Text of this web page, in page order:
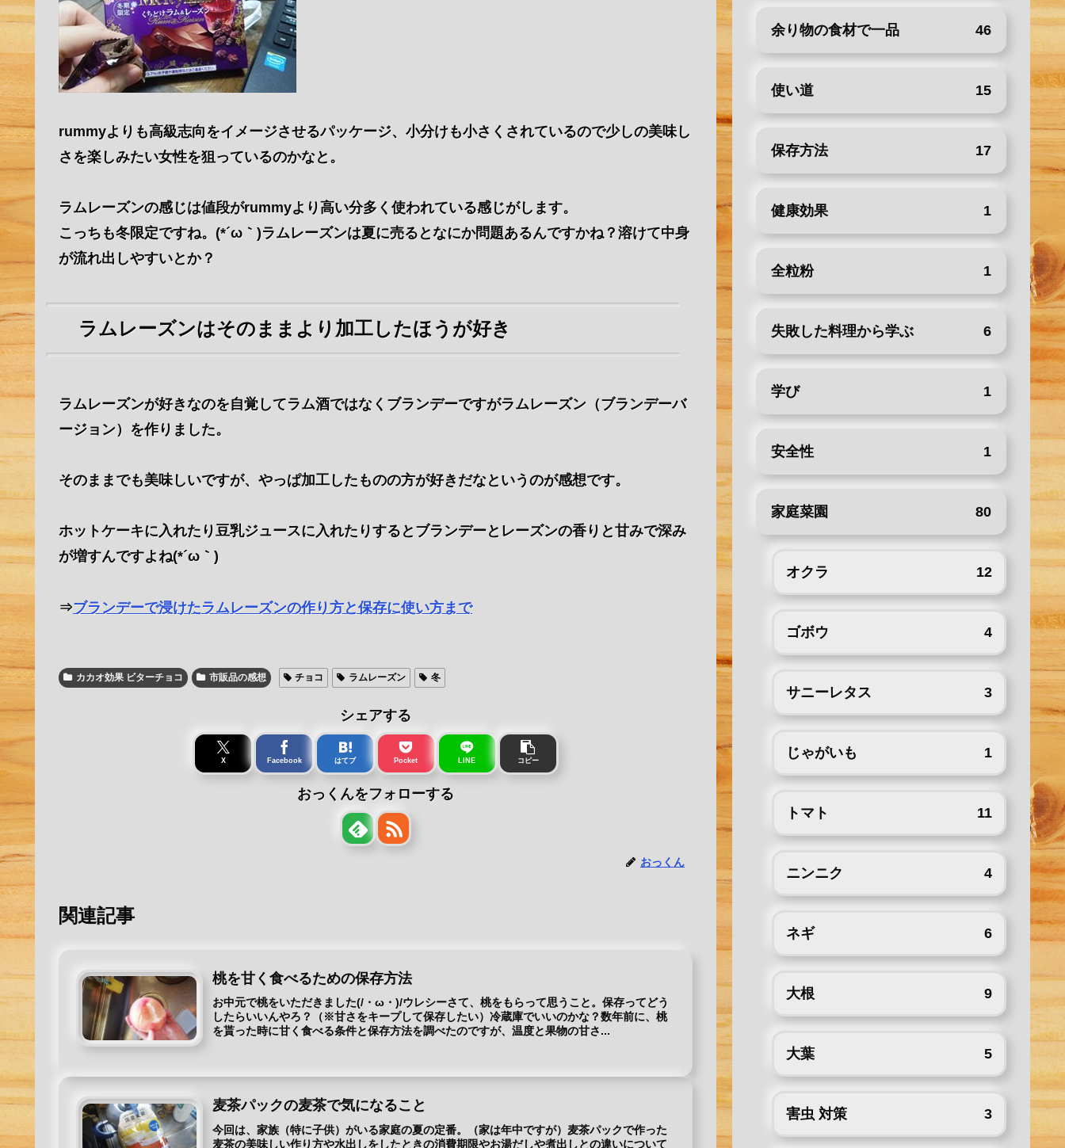
rummyよりも高級志向をイメージさせるパッケージ、小分けも小さくされているので少しの美味し
さを楽しみたい女性を狙っているのかなと。
ラムレーズンの感じは値段がrummyより高い分多く使われている感じがします。
こっちも冬限定ですね。(*´ω｀)ラムレーズンは夏に売るとなにか問題あるんですかね？溶けて中身
が流れ出しやすいとか？
ラムレーズンはそのままより加工したほうが好き
ラムレーズンが好きなのを自覚してラム酒ではなくブランデーですがラムレーズン（ブランデーバ
ージョン）を作りました。
そのままでも美味しいですが、やっぱ加工したものの方が好きだなというのが感想です。
ホットケーキに入れたり豆乳ジュースに入れたりするとブランデーとレーズンの香りと甘みで深み
が増すんですよね(*´ω｀)
⇒ブランデーで浸けたラムレーズンの作り方と保存に使い方まで
カカオ効果 ビターチョコ 市販品の感想 チョコ ラムレーズン 冬
シェアする
X Facebook はてブ Pocket LINE コピー
おっくんをフォローする
おっくん
関連記事
桃を甘く食べるための保存方法
お中元で桃をいただきました(/・ω・)/ウレシーさて、桃をもらって思うこと。保存ってどう
したらいいんやろ？（※甘さをキープして保存したい）冷蔵庫でいいのかな？数年前に、桃
を貰った時に甘く食べる条件と保存方法を調べたのですが、温度と果物の甘さ...
麦茶パックの麦茶で気になること
今回は、家族（特に子供）がいる家庭の夏の定番。（家は年中ですが）麦茶パックで作った
麦茶の美味しい作り方や水出しをしたときの消費期限やお湯だしや煮出しとの違いについて
余り物の食材で一品 46
使い道 15
保存方法 17
健康効果 1
全粒粉 1
失敗した料理から学ぶ 6
学び 1
安全性 1
家庭菜園 80
オクラ 12
ゴボウ 4
サニーレタス 3
じゃがいも 1
トマト 11
ニンニク 4
ネギ 6
大根 9
大葉 5
害虫 対策 3